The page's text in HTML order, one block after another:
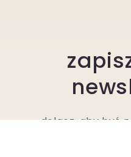
dołącz, aby być